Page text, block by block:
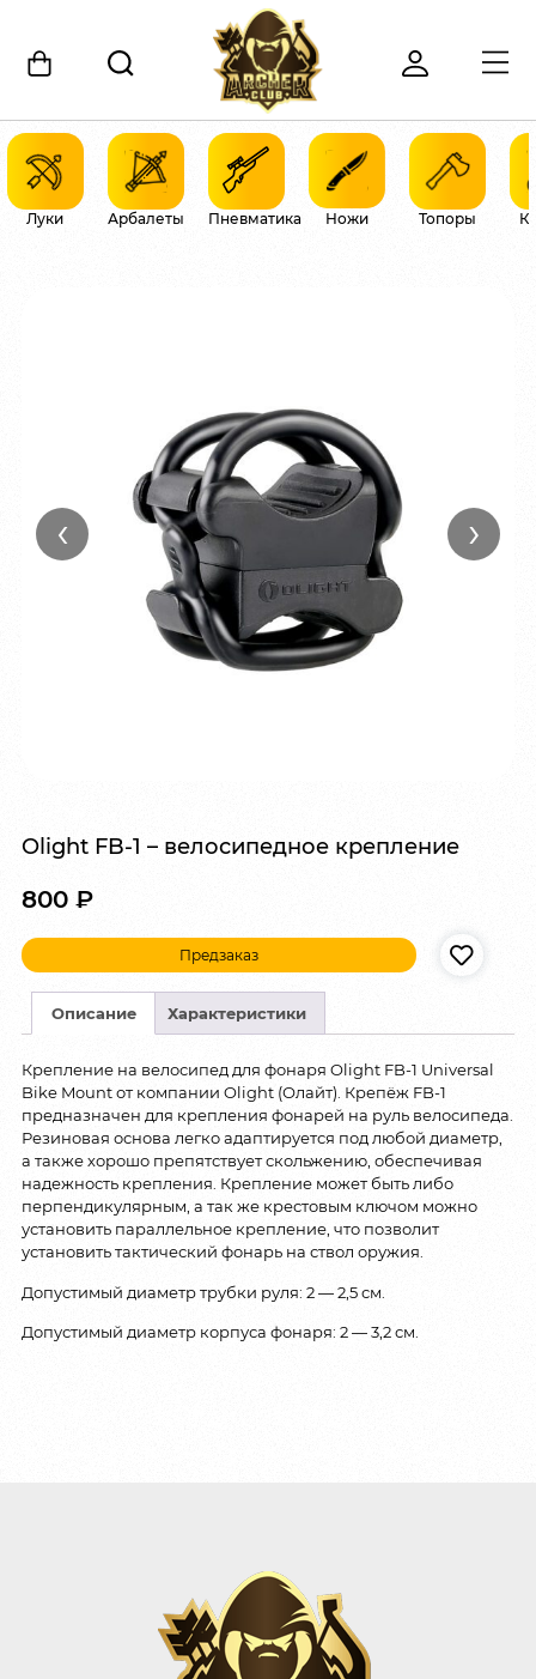
Луки Арбалеты Пневматика Ножи Топоры
‹ ›
Olight FB-1 – велосипедное крепление
800 ₽
Предзаказ
Описание Характеристики
Крепление на велосипед для фонаря Olight FB-1 Universal
Bike Mount от компании Olight (Олайт). Крепёж FB-1
предназначен для крепления фонарей на руль велосипеда.
Резиновая основа легко адаптируется под любой диаметр,
а также хорошо препятствует скольжению, обеспечивая
надежность крепления. Крепление может быть либо
перпендикулярным, а так же крестовым ключом можно
установить параллельное крепление, что позволит
установить тактический фонарь на ствол оружия.
Допустимый диаметр трубки руля: 2 — 2,5 см.
Допустимый диаметр корпуса фонаря: 2 — 3,2 см.